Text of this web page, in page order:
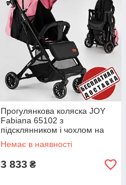
Прогулянкова коляска JOY
Fabiana 65102 з
підсклянником і чохлом на
ніжки, колір рожевий
Немає в наявності
3 833 ₴